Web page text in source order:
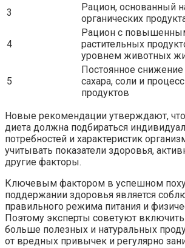
3
Рацион, основанный
органических
4
Рацион с
растительных
уровнем животных
5
Постоянное
сахара, соли и
продуктов
Новые рекомендации утверждают,
диета должна подбираться
потребностей и характеристик
учитывать показатели здоровья,
другие факторы.
Ключевым фактором в успешном
поддержании здоровья является
правильного режима питания и
Поэтому эксперты советуют
больше полезных и натуральных
от вредных привычек и регулярно